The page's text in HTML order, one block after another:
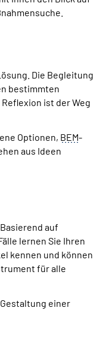
Die Begleitung
bestimmten
ist der Weg
Optionen, BEM-
aus Ideen
auf
lernen Sie Ihren
kennen und können
für alle
einer